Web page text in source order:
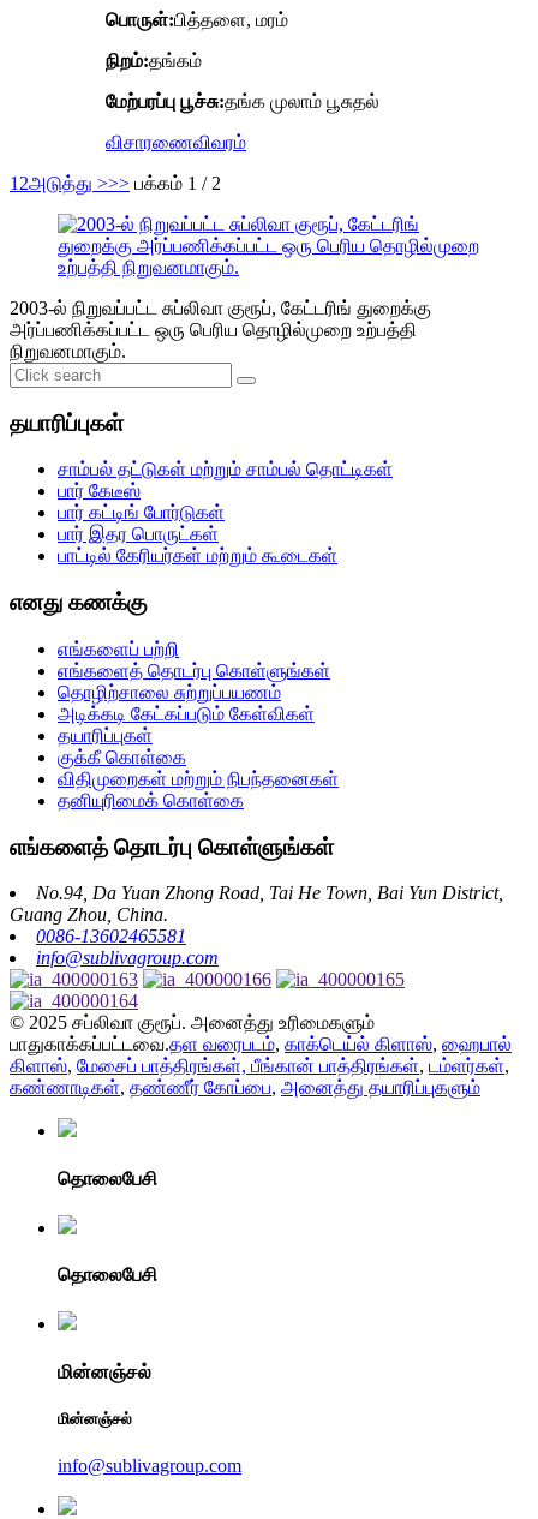
பொருள்:பித்தளை, மரம்
நிறம்:தங்கம்
மேற்பரப்பு பூச்சு:தங்க முலாம் பூசுதல்
விசாரணைவிவரம்
1 2அடுத்து >>> பக்கம் 1 / 2
2003-ல் நிறுவப்பட்ட சுப்லிவா குரூப், கேட்டரிங் துறைக்கு
அர்ப்பணிக்கப்பட்ட ஒரு பெரிய தொழில்முறை உற்பத்தி
நிறுவனமாகும்.
தயாரிப்புகள்
சாம்பல் தட்டுகள் மற்றும் சாம்பல் தொட்டிகள்
பார் கேடீஸ்
பார் கட்டிங் போர்டுகள்
பார் இதர பொருட்கள்
பாட்டில் கேரியர்கள் மற்றும் கூடைகள்
எனது கணக்கு
எங்களைப் பற்றி
எங்களைத் தொடர்பு கொள்ளுங்கள்
தொழிற்சாலை சுற்றுப்பயணம்
அடிக்கடி கேட்கப்படும் கேள்விகள்
தயாரிப்புகள்
குக்கீ கொள்கை
விதிமுறைகள் மற்றும் நிபந்தனைகள்
தனியுரிமைக் கொள்கை
எங்களைத் தொடர்பு கொள்ளுங்கள்
No.94, Da Yuan Zhong Road, Tai He Town, Bai Yun District,
Guang Zhou, China.
0086-13602465581
info@sublivagroup.com
© 2025 சப்லிவா குரூப். அனைத்து உரிமைகளும்
பாதுகாக்கப்பட்டவை.தள வரைபடம், காக்டெய்ல் கிளாஸ், ஹைபால்
கிளாஸ், மேசைப் பாத்திரங்கள், பீங்கான் பாத்திரங்கள், டம்ளர்கள்,
கண்ணாடிகள், தண்ணீர் கோப்பை, அனைத்து தயாரிப்புகளும்
தொலைபேசி
தொலைபேசி
மின்னஞ்சல்
மின்னஞ்சல்
info@sublivagroup.com